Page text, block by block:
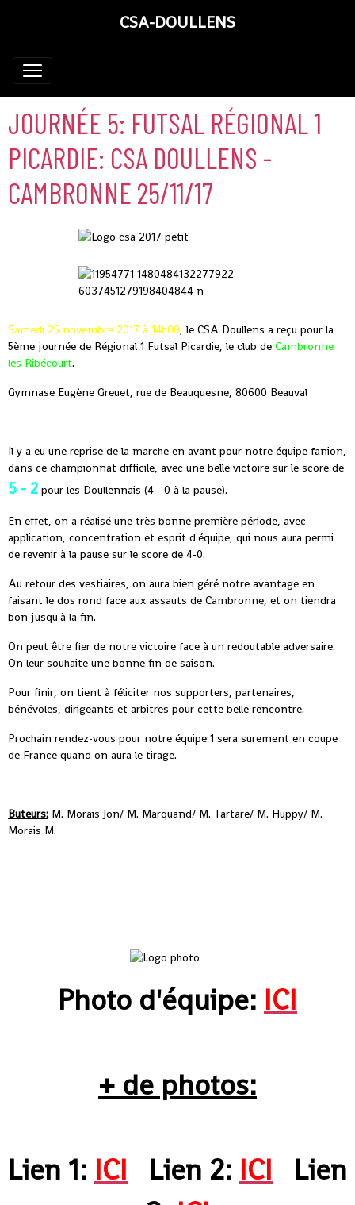
CSA-DOULLENS
JOURNÉE 5: FUTSAL RÉGIONAL 1
PICARDIE: CSA DOULLENS -
CAMBRONNE 25/11/17
Samedi 25 novembre 2017 à 14h00, le CSA Doullens a reçu pour la
5ème journée de Régional 1 Futsal Picardie, le club de Cambronne
les Ribécourt.
Gymnase Eugène Greuet, rue de Beauquesne, 80600 Beauval
Il y a eu une reprise de la marche en avant pour notre équipe fanion,
dans ce championnat difficile, avec une belle victoire sur le score de
5 - 2 pour les Doullennais (4 - 0 à la pause).
En effet, on a réalisé une très bonne première période, avec
application, concentration et esprit d'équipe, qui nous aura permi
de revenir à la pause sur le score de 4-0.
Au retour des vestiaires, on aura bien géré notre avantage en
faisant le dos rond face aux assauts de Cambronne, et on tiendra
bon jusqu'à la fin.
On peut être fier de notre victoire face à un redoutable adversaire.
On leur souhaite une bonne fin de saison.
Pour finir, on tient à féliciter nos supporters, partenaires,
bénévoles, dirigeants et arbitres pour cette belle rencontre.
Prochain rendez-vous pour notre équipe 1 sera surement en coupe
de France quand on aura le tirage.
Buteurs: M. Morais Jon/ M. Marquand/ M. Tartare/ M. Huppy/ M.
Morais M.
Photo d'équipe: ICI
+ de photos:
Lien 1: ICI Lien 2: ICI Lien